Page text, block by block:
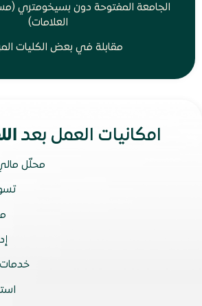
الجامعة المفتوحة دون بسيخومتري
العلامات)
مقابلة في بعض الكليات
امكانيات العمل بعد
محلّل